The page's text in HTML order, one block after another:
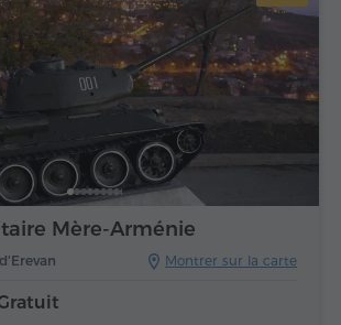
Montrer sur la carte
Mère-Arménie